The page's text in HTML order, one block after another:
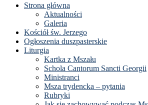
Strona główna
Aktualności
Galeria
Kościół św. Jerzego
Ogłoszenia duszpasterskie
Liturgia
Kartka z Mszału
Schola Cantorum Sancti Georgii
Ministranci
Msza trydencka – pytania
Rubryki